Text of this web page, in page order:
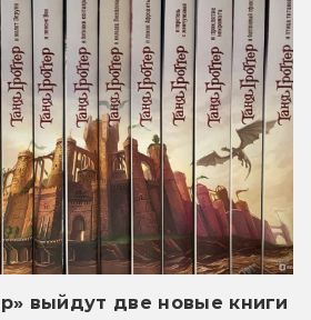
выйдут две новые книги